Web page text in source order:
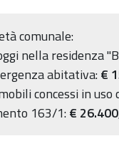
comunale:
nella residenza
abitativa:€
concessi in uso
163/1:€